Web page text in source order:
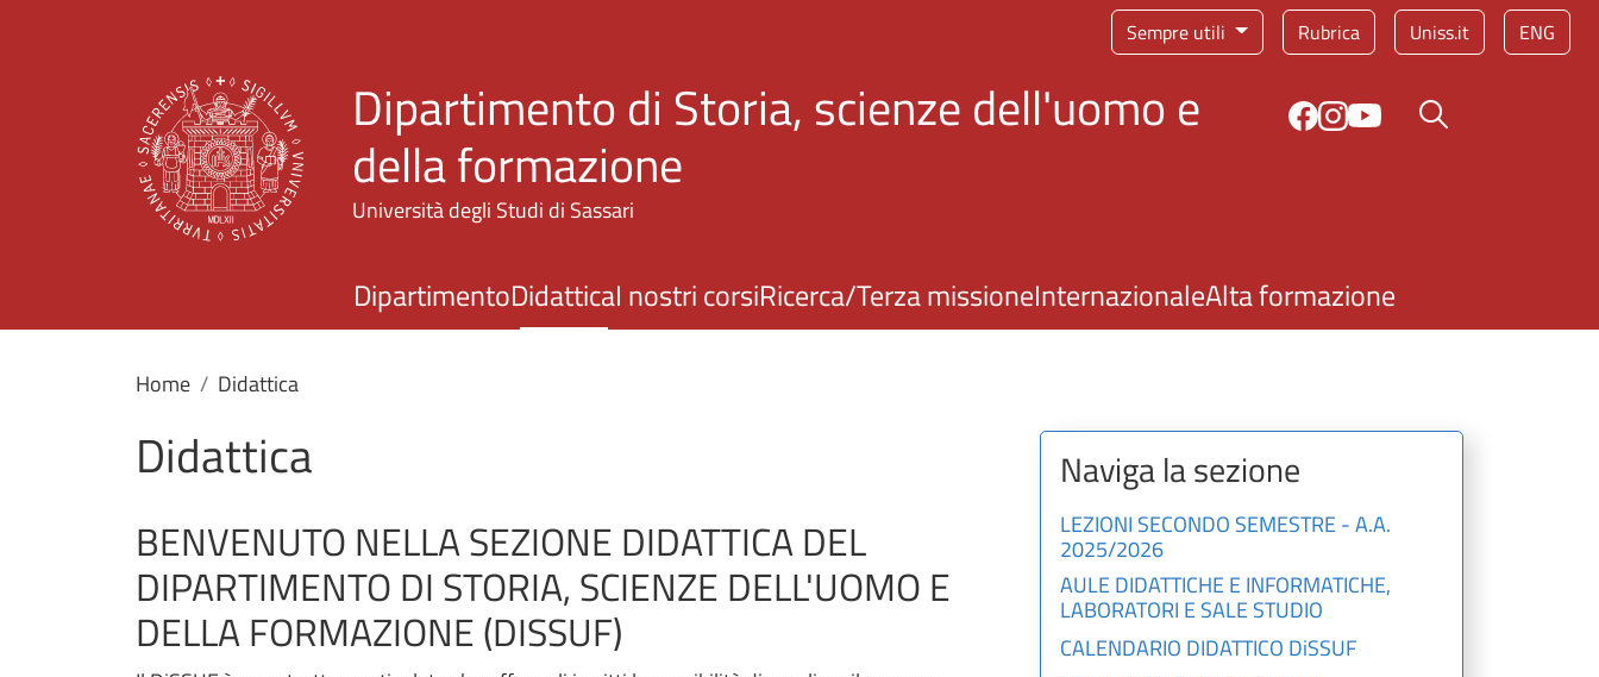
Sempre utili Rubrica Uniss.it ENG
Dipartimento di Storia, scienze dell'uomo e
della formazione
Università degli Studi di Sassari
Bottone cerca
DipartimentoDidatticaI nostri corsiRicerca/Terza missioneInternazionaleAlta formazione
Home Didattica
Didattica
BENVENUTO NELLA SEZIONE DIDATTICA DEL
DIPARTIMENTO DI STORIA, SCIENZE DELL'UOMO E
DELLA FORMAZIONE (DISSUF)
Naviga la sezione
LEZIONI SECONDO SEMESTRE - A.A.
2025/2026
AULE DIDATTICHE E INFORMATICHE,
LABORATORI E SALE STUDIO
CALENDARIO DIDATTICO DiSSUF